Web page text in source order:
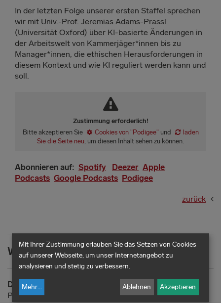
In der letzten Folge unserer ersten Staffel sprechen
wir mit Univ.-Prof. Jeremias Adams-Prassl
(Universität Oxford) über KI-basierte Änderungen in
der Arbeitswelt von Kammerjäger*innen bis zu
Manager*innen, die ethischen Herausforderungen in
diesem Kontext und wie KI reguliert werden kann und
soll.
Zustimmung erforderlich!
Bitte akzeptieren Sie
Cookies von "Podigee" und
laden
Sie die Seite neu, um diesen Inhalt sehen zu können.
Abonnieren auf: Spotify Deezer Apple
Podcasts Google Podcasts Podigee
zurück
Weitere Informationen
DER SOZIALKOMPASS
Podcast der ksœ
Mit Ihrer Zustimmung erlauben Sie das Setzen von Cookies
auf unserer Webseite, um unser Internetangebot zu
analysieren und stetig zu verbessern.
Mehr... Ablehnen Akzeptieren